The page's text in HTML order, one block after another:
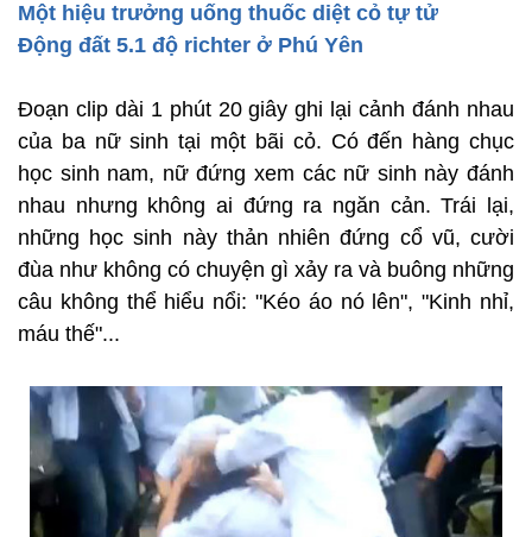
Một hiệu trưởng uống thuốc diệt cỏ tự tử
Động đất 5.1 độ richter ở Phú Yên
Đoạn clip dài 1 phút 20 giây ghi lại cảnh đánh nhau
của ba nữ sinh tại một bãi cỏ. Có đến hàng chục
học sinh nam, nữ đứng xem các nữ sinh này đánh
nhau nhưng không ai đứng ra ngăn cản. Trái lại,
những học sinh này thản nhiên đứng cổ vũ, cười
đùa như không có chuyện gì xảy ra và buông những
câu không thể hiểu nổi: "Kéo áo nó lên", "Kinh nhỉ,
máu thế"...